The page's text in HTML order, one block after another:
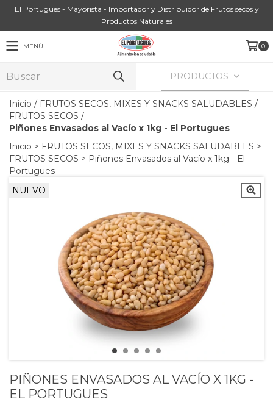
El Portugues - Mayorista - Importador y Distribuidor de Frutos secos y
Productos Naturales
MENÚ 0
PRODUCTOS
Inicio / FRUTOS SECOS, MIXES Y SNACKS SALUDABLES /
FRUTOS SECOS /
Piñones Envasados al Vacío x 1kg - El Portugues
Inicio > FRUTOS SECOS, MIXES Y SNACKS SALUDABLES >
FRUTOS SECOS > Piñones Envasados al Vacío x 1kg - El
Portugues
NUEVO
PIÑONES ENVASADOS AL VACÍO X 1KG -
EL PORTUGUES